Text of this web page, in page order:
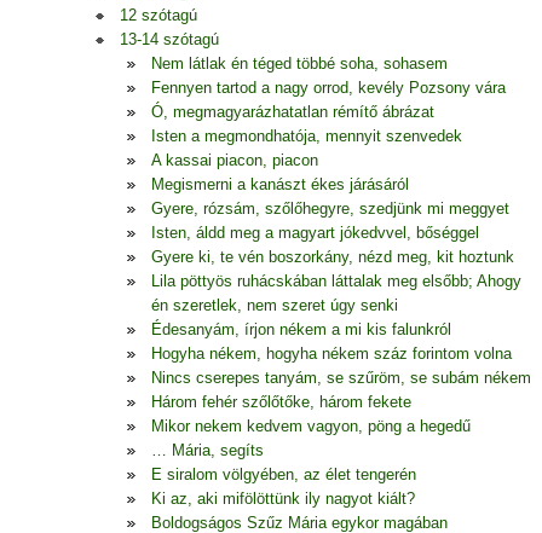
12 szótagú
13-14 szótagú
Nem látlak én téged többé soha, sohasem
Fennyen tartod a nagy orrod, kevély Pozsony vára
Ó, megmagyarázhatatlan rémítő ábrázat
Isten a megmondhatója, mennyit szenvedek
A kassai piacon, piacon
Megismerni a kanászt ékes járásáról
Gyere, rózsám, szőlőhegyre, szedjünk mi meggyet
Isten, áldd meg a magyart jókedvvel, bőséggel
Gyere ki, te vén boszorkány, nézd meg, kit hoztunk
Lila pöttyös ruhácskában láttalak meg elsőbb; Ahogy
én szeretlek, nem szeret úgy senki
Édesanyám, írjon nékem a mi kis falunkról
Hogyha nékem, hogyha nékem száz forintom volna
Nincs cserepes tanyám, se szűröm, se subám nékem
Három fehér szőlőtőke, három fekete
Mikor nekem kedvem vagyon, pöng a hegedű
… Mária, segíts
E siralom völgyében, az élet tengerén
Ki az, aki mifölöttünk ily nagyot kiált?
Boldogságos Szűz Mária egykor magában